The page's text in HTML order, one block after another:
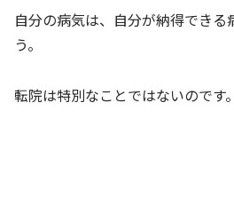
自分の病気は、自分が納得できる
う。
転院は特別なことではないのです。